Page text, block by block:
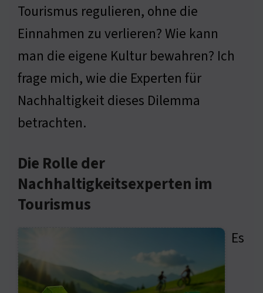
Tourismus regulieren, ohne die
Einnahmen zu verlieren? Wie kann
man die eigene Kultur bewahren? Ich
frage mich, wie die Experten für
Nachhaltigkeit dieses Dilemma
betrachten.
Die Rolle der
Nachhaltigkeitsexperten im
Tourismus
Es